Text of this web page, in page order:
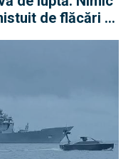
de flăcări și